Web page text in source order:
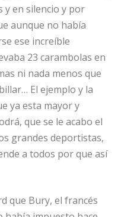
y en silencio y por
aunque no había
ese increíble
23 carambolas en
ni nada menos que
El ejemplo y la
ya esta mayor y
que se le acabo el
grandes deportistas,
a todos por que así
que Bury, el francés